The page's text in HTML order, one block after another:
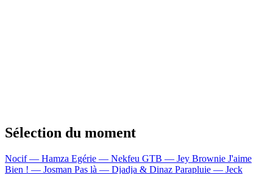
Sélection du moment
Nocif — Hamza Egérie — Nekfeu GTB — Jey Brownie J'aime
Bien ! — Josman Pas là — Djadja & Dinaz Parapluie — Jeck